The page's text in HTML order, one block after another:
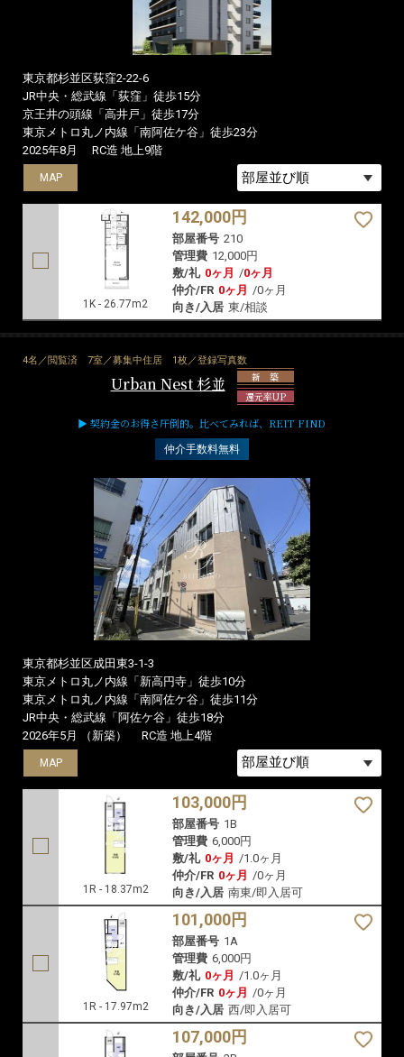
東京都杉並区荻窪2-22-6
JR中央・総武線「荻窪」徒歩15分
京王井の頭線「高井戸」徒歩17分
東京メトロ丸ノ内線「南阿佐ケ谷」徒歩23分
2025年8月
RC造 地上9階
MAP
1K - 26.77m2
142,000円
部屋番号 210
管理費 12,000円
敷/礼 0ヶ月 /0ヶ月
仲介/FR 0ヶ月 /0ヶ月
向き/入居 東/相談
4名／閲覧済 7室／募集中住居 1枚／登録写真数
Urban Nest 杉並
新 築
還元率UP
▶ 契約金のお得さ圧倒的。比べてみれば、REIT FIND
仲介手数料無料
東京都杉並区成田東3-1-3
東京メトロ丸ノ内線「新高円寺」徒歩10分
東京メトロ丸ノ内線「南阿佐ケ谷」徒歩11分
JR中央・総武線「阿佐ケ谷」徒歩18分
2026年5月 （新築）
RC造 地上4階
MAP
1R - 18.37m2
103,000円
部屋番号 1B
管理費 6,000円
敷/礼 0ヶ月 /1.0ヶ月
仲介/FR 0ヶ月 /0ヶ月
向き/入居 南東/即入居可
MAP
1R - 17.97m2
101,000円
部屋番号 1A
管理費 6,000円
敷/礼 0ヶ月 /1.0ヶ月
仲介/FR 0ヶ月 /0ヶ月
向き/入居 西/即入居可
MAP
107,000円